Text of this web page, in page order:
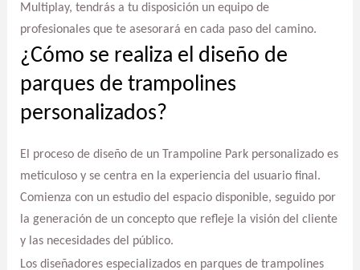
Multiplay, tendrás a tu disposición un equipo de
profesionales que te asesorará en cada paso del camino.
¿Cómo se realiza el diseño de
parques de trampolines
personalizados?
El proceso de diseño de un Trampoline Park personalizado es
meticuloso y se centra en la experiencia del usuario final.
Comienza con un estudio del espacio disponible, seguido por
la generación de un concepto que refleje la visión del cliente
y las necesidades del público.
Los diseñadores especializados en parques de trampolines